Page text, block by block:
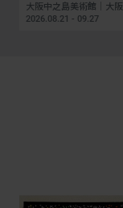
大阪中之島美術館｜大阪
2026.08.21 - 09.27